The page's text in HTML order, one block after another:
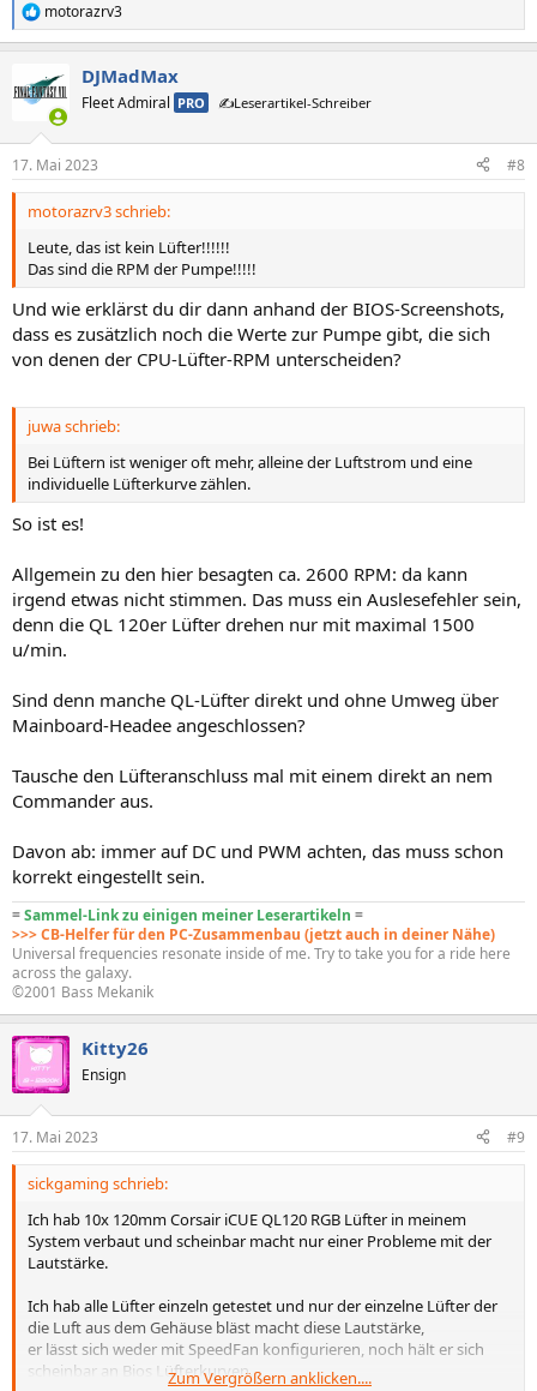
R
e
t
e
n
motorazrv3
DJMadMax
Fleet Admiral PRO ✍️Leserartikel-Schreiber
17. Mai 2023 #8
motorazrv3 schrieb:
Leute, das ist kein Lüfter!!!!!!
Das sind die RPM der Pumpe!!!!!
Und wie erklärst du dir dann anhand der BIOS-Screenshots,
dass es zusätzlich noch die Werte zur Pumpe gibt, die sich
von denen der CPU-Lüfter-RPM unterscheiden?
juwa schrieb:
Bei Lüftern ist weniger oft mehr, alleine der Luftstrom und eine
individuelle Lüfterkurve zählen.
So ist es!
Allgemein zu den hier besagten ca. 2600 RPM: da kann
irgend etwas nicht stimmen. Das muss ein Auslesefehler sein,
denn die QL 120er Lüfter drehen nur mit maximal 1500
u/min.
Sind denn manche QL-Lüfter direkt und ohne Umweg über
Mainboard-Headee angeschlossen?
Tausche den Lüfteranschluss mal mit einem direkt an nem
Commander aus.
Davon ab: immer auf DC und PWM achten, das muss schon
korrekt eingestellt sein.
=Sammel-Link zu einigen meiner Leserartikeln =
>>> CB-Helfer für den PC-Zusammenbau (jetzt auch in deiner Nähe)
Universal frequencies resonate inside of me. Try to take you for a ride here
across the galaxy.
©2001 Bass Mekanik
Kitty26
Ensign
17. Mai 2023 #9
sickgaming schrieb:
Ich hab 10x 120mm Corsair iCUE QL120 RGB Lüfter in meinem
System verbaut und scheinbar macht nur einer Probleme mit der
Lautstärke.
Ich hab alle Lüfter einzeln getestet und nur der einzelne Lüfter der
die Luft aus dem Gehäuse bläst macht diese Lautstärke,
er lässt sich weder mit SpeedFan konfigurieren, noch hält er sich
scheinbar an Bios Lüfterkurven.Zum Vergrößern anklicken....